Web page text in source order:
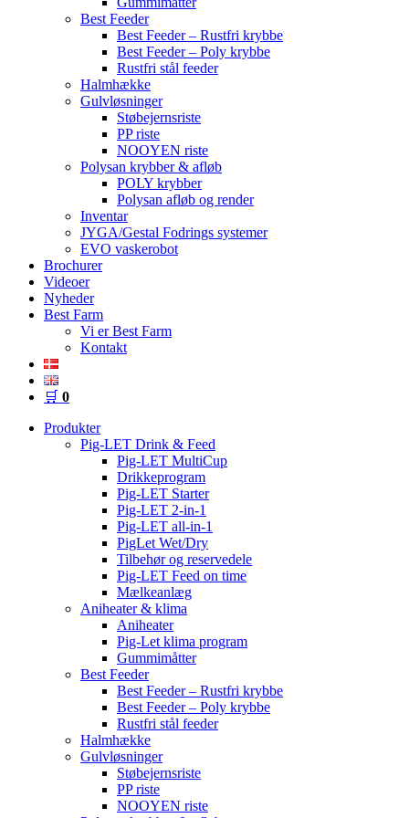
Best Feeder
Best Feeder – Rustfri krybbe
Best Feeder – Poly krybbe
Rustfri stål feeder
Halmhække
Gulvløsninger
Støbejernsriste
PP riste
NOOYEN riste
Polysan krybber & afløb
POLY krybber
Polysan afløb og render
Inventar
JYGA/Gestal Fodrings systemer
EVO vaskerobot
Brochurer
Videoer
Nyheder
Best Farm
Vi er Best Farm
Kontakt
🛒 0
Produkter
Pig-LET Drink & Feed
Pig-LET MultiCup
Drikkeprogram
Pig-LET Starter
Pig-LET 2-in-1
Pig-LET all-in-1
PigLet Wet/Dry
Tilbehør og reservedele
Pig-LET Feed on time
Mælkeanlæg
Aniheater & klima
Aniheater
Pig-Let klima program
Gummimåtter
Best Feeder
Best Feeder – Rustfri krybbe
Best Feeder – Poly krybbe
Rustfri stål feeder
Halmhække
Gulvløsninger
Støbejernsriste
PP riste
NOOYEN riste